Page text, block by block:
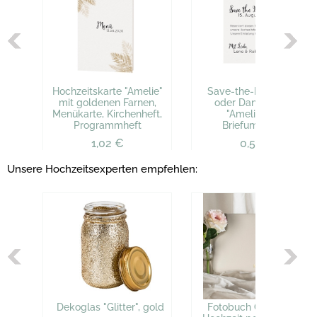
Hochzeitskarte "Amelie"
mit goldenen Farnen,
Menükarte, Kirchenheft,
Programmheft
1,02 €
Save-the-Date-Karte
oder Dankeskarte
"Amelie" inkl.
Briefumschlag
0,51 €
Unsere Hochzeitsexperten empfehlen:
Dekoglas "Glitter", gold
Fotobuch Gästebuch